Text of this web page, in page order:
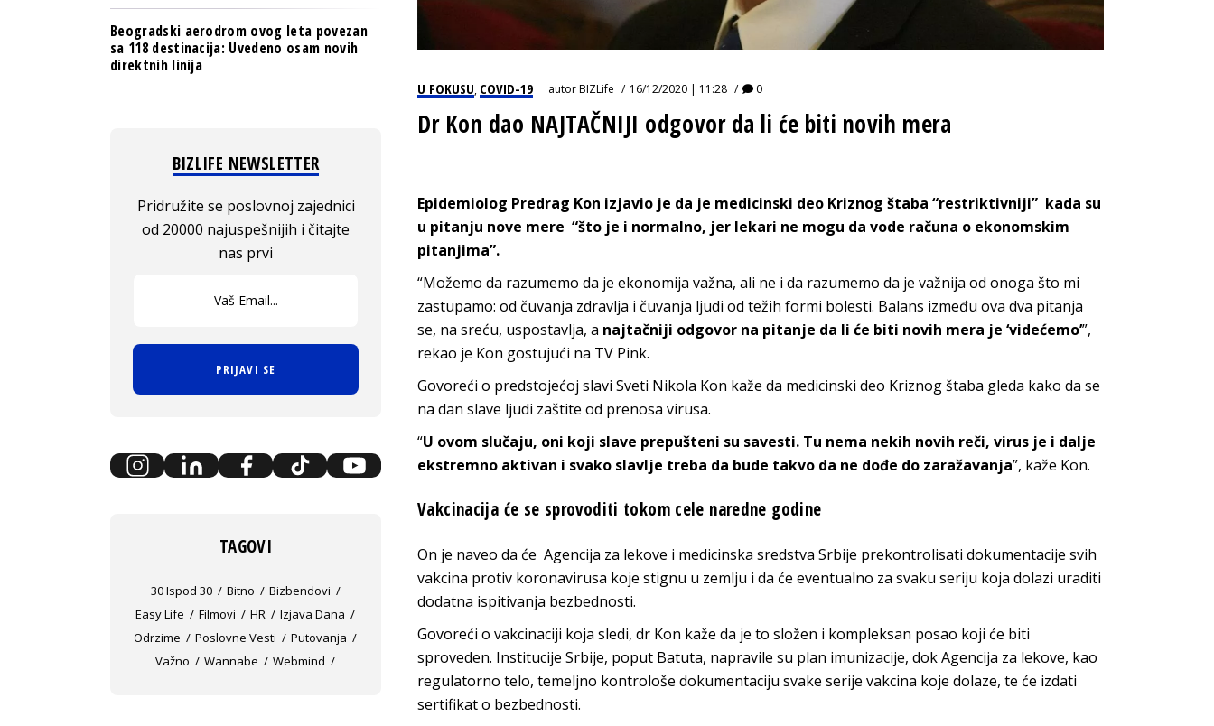
U FOKUSU, COVID-19 autorBIZLife 16/12/2020 | 11:28 0
Dr Kon dao NAJTAČNIJI odgovor da li će biti novih mera
Epidemiolog Predrag Kon izjavio je da je medicinski deo Kriznog štaba “restriktivniji” kada su
u pitanju nove mere “što je i normalno, jer lekari ne mogu da vode računa o ekonomskim
pitanjima”.
“Možemo da razumemo da je ekonomija važna, ali ne i da razumemo da je važnija od onoga što mi
zastupamo: od čuvanja zdravlja i čuvanja ljudi od težih formi bolesti. Balans između ova dva pitanja
se, na sreću, uspostavlja, a najtačniji odgovor na pitanje da li će biti novih mera je ‘videćemo’”,
rekao je Kon gostujući na TV Pink.
Govoreći o predstojećoj slavi Sveti Nikola Kon kaže da medicinski deo Kriznog štaba gleda kako da se
na dan slave ljudi zaštite od prenosa virusa.
“U ovom slučaju, oni koji slave prepušteni su savesti. Tu nema nekih novih reči, virus je i dalje
ekstremno aktivan i svako slavlje treba da bude takvo da ne dođe do zaražavanja”, kaže Kon.
Vakcinacija će se sprovoditi tokom cele naredne godine
On je naveo da će Agencija za lekove i medicinska sredstva Srbije prekontrolisati dokumentacije svih
vakcina protiv koronavirusa koje stignu u zemlju i da će eventualno za svaku seriju koja dolazi uraditi
dodatna ispitivanja bezbednosti.
Govoreći o vakcinaciji koja sledi, dr Kon kaže da je to složen i kompleksan posao koji će biti
sproveden. Institucije Srbije, poput Batuta, napravile su plan imunizacije, dok Agencija za lekove, kao
regulatorno telo, temeljno kontrološe dokumentaciju svake serije vakcina koje dolaze, te će izdati
sertifikat o bezbednosti.
Beogradski aerodrom ovog leta povezan
sa 118 destinacija: Uvedeno osam novih
direktnih linija
BIZLIFE NEWSLETTER
Pridružite se poslovnoj zajednici
od 20000 najuspešnijih i čitajte
nas prvi
PRIJAVI SE
TAGOVI
30 Ispod 30 Bitno
Bizbendovi
Easy Life
Filmovi HR
Izjava Dana
Odrzime
Poslovne Vesti
Putovanja
Važno
Wannabe Webmind